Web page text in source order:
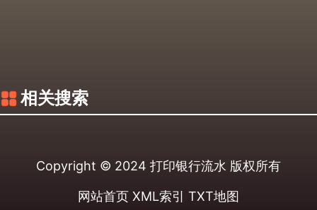
相关搜索
Copyright © 2024 打印银行流水 版权所有
网站首页 XML索引 TXT地图